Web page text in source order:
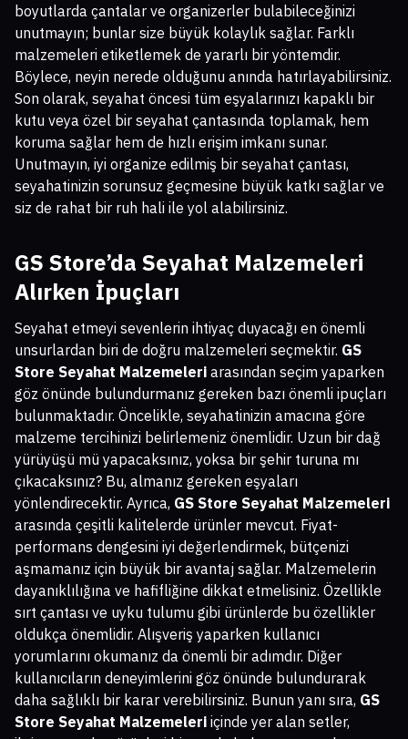
boyutlarda çantalar ve organizerler bulabileceğinizi
unutmayın; bunlar size büyük kolaylık sağlar. Farklı
malzemeleri etiketlemek de yararlı bir yöntemdir.
Böylece, neyin nerede olduğunu anında hatırlayabilirsiniz.
Son olarak, seyahat öncesi tüm eşyalarınızı kapaklı bir
kutu veya özel bir seyahat çantasında toplamak, hem
koruma sağlar hem de hızlı erişim imkanı sunar.
Unutmayın, iyi organize edilmiş bir seyahat çantası,
seyahatinizin sorunsuz geçmesine büyük katkı sağlar ve
siz de rahat bir ruh hali ile yol alabilirsiniz.
GS Store’da Seyahat Malzemeleri
Alırken İpuçları
Seyahat etmeyi sevenlerin ihtiyaç duyacağı en önemli
unsurlardan biri de doğru malzemeleri seçmektir. GS
Store Seyahat Malzemeleri arasından seçim yaparken
göz önünde bulundurmanız gereken bazı önemli ipuçları
bulunmaktadır. Öncelikle, seyahatinizin amacına göre
malzeme tercihinizi belirlemeniz önemlidir. Uzun bir dağ
yürüyüşü mü yapacaksınız, yoksa bir şehir turuna mı
çıkacaksınız? Bu, almanız gereken eşyaları
yönlendirecektir. Ayrıca, GS Store Seyahat Malzemeleri
arasında çeşitli kalitelerde ürünler mevcut. Fiyat-
performans dengesini iyi değerlendirmek, bütçenizi
aşmamanız için büyük bir avantaj sağlar. Malzemelerin
dayanıklılığına ve hafifliğine dikkat etmelisiniz. Özellikle
sırt çantası ve uyku tulumu gibi ürünlerde bu özellikler
oldukça önemlidir. Alışveriş yaparken kullanıcı
yorumlarını okumanız da önemli bir adımdır. Diğer
kullanıcıların deneyimlerini göz önünde bulundurarak
daha sağlıklı bir karar verebilirsiniz. Bunun yanı sıra, GS
Store Seyahat Malzemeleri içinde yer alan setler,